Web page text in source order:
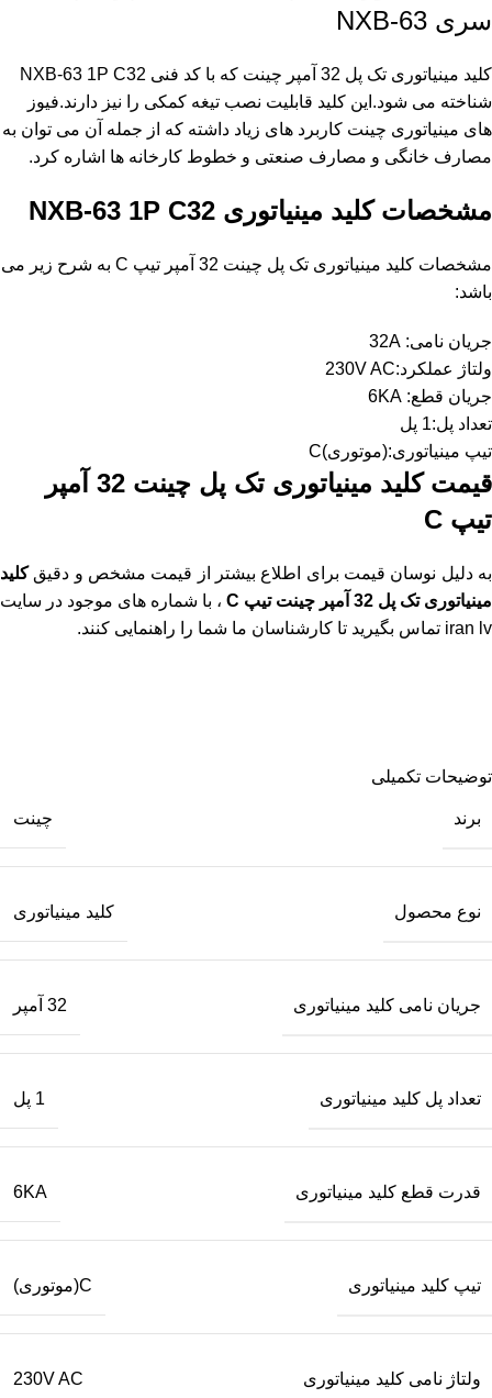
سری NXB-63
کلید مینیاتوری تک پل 32 آمپر چینت که با کد فنی NXB-63 1P C32
شناخته می شود.این کلید قابلیت نصب تیغه کمکی را نیز دارند.فیوز
های مینیاتوری چینت کاربرد های زیاد داشته که از جمله آن می توان به
مصارف خانگی و مصارف صنعتی و خطوط کارخانه ها اشاره کرد.
مشخصاتکلید مینیاتوری NXB-63 1P C32
مشخصات کلید مینیاتوری تک پل چینت 32 آمپر تیپ C به شرح زیر می
باشد:
جریان نامی: 32A
ولتاژ عملکرد:230V AC
جریان قطع: 6KA
تعداد پل:1 پل
تیپ مینیاتوری:(موتوری)C
قیمت کلید مینیاتوری تک پل چینت 32 آمپر
تیپ C
به دلیل نوسان قیمت برای اطلاع بیشتر از قیمت مشخص و دقیقکلید
مینیاتوری تک پل 32 آمپر چینت تیپ C
، با شماره های موجود در سایت
iran lv تماس بگیرید تا کارشناسان ما شما را راهنمایی کنند.
توضیحات تکمیلی
برند چینت
نوع محصول کلید مینیاتوری
جریان نامی کلید مینیاتوری 32 آمپر
تعداد پل کلید مینیاتوری 1 پل
قدرت قطع کلید مینیاتوری 6KA
تیپ کلید مینیاتوری C(موتوری)
ولتاژ نامی کلید مینیاتوری 230V AC